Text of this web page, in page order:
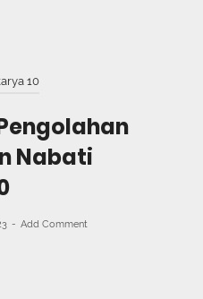
10
Nabati
Add Comment